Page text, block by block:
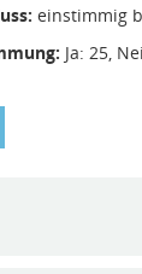
einstimmig
Ja: 25,